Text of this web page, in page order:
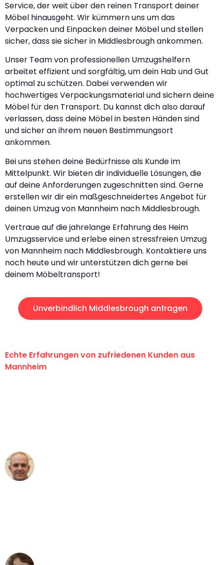
Service, der weit über den reinen Transport deiner
Möbel hinausgeht. Wir kümmern uns um das
Verpacken und Einpacken deiner Möbel und stellen
sicher, dass sie sicher in Middlesbrough ankommen.
Unser Team von professionellen Umzugshelfern
arbeitet effizient und sorgfältig, um dein Hab und Gut
optimal zu schützen. Dabei verwenden wir
hochwertiges Verpackungsmaterial und sichern deine
Möbel für den Transport. Du kannst dich also darauf
verlassen, dass deine Möbel in besten Händen sind
und sicher an ihrem neuen Bestimmungsort
ankommen.
Bei uns stehen deine Bedürfnisse als Kunde im
Mittelpunkt. Wir bieten dir individuelle Lösungen, die
auf deine Anforderungen zugeschnitten sind. Gerne
erstellen wir dir ein maßgeschneidertes Angebot für
deinen Umzug von Mannheim nach Middlesbrough.
Vertraue auf die jahrelange Erfahrung des Heim
Umzugsservice und erlebe einen stressfreien Umzug
von Mannheim nach Middlesbrough. Kontaktiere uns
noch heute und wir unterstützen dich gerne bei
deinem Möbeltransport!
Unverbindlich Middlesbrough anfragen
Echte Erfahrungen von zufriedenen Kunden aus
Mannheim